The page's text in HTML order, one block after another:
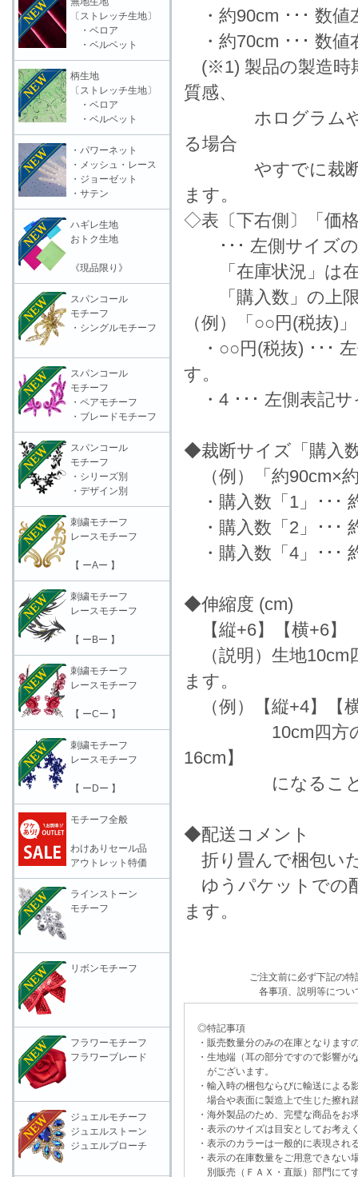
・約90cm ･･･ 数値
・約70cm ･･･ 数値
(※1) 製品の製造時
質感、
ホログラムやラ
る場合
やすでに裁断済
ます。
◇表〔下右側〕「価
･･･ 左側サイズの
「在庫状況」は在
「購入数」の上限
（例）「○○円(税抜)
・○○円(税抜) ･･･
す。
・4 ･･･ 左側表記
◆裁断サイズ「購入
（例）「約90cm×
・購入数「1」･･･
・購入数「2」･･･
・購入数「4」･･･
◆伸縮度 (cm)
【縦+6】【横+6】
（説明）生地10cm
ます。
（例）【縦+4】【
10cm四方の生地
16cm】
になることを表
◆配送コメント
折り畳んで梱包い
ゆうパケットでの
ます。
ご注文前に必ず下記の
各事項、説明等につい
◎特記事項
・販売数量分のみの在庫となります
・生地端（耳の部分ですので影響が
がございます。
・輸入時の梱包ならびに輸送による
場合や表面に製造上で生じた擦れ
・海外製品のため、完璧な商品をお
・表示のサイズは目安としてお考え
・表示のカラーは一般的に表現され
・表示の在庫数量をご用意できな
別販売（ＦＡＸ・直販）部門にて
〔ストレッチ生地〕
・ベロア
・ベルベット
柄生地
〔ストレッチ生地〕
・ベロア
・ベルベット
・パワーネット
・メッシュ・レース
・ジョーゼット
・サテン
ハギレ生地
おトク生地
《現品限り》
スパンコール
モチーフ
・シングルモチーフ
スパンコール
モチーフ
・ペアモチーフ
・ブレードモチーフ
スパンコール
モチーフ
・シリーズ別
・デザイン別
刺繍モチーフ
レースモチーフ
【 ーAー 】
刺繍モチーフ
レースモチーフ
【 ーBー 】
刺繍モチーフ
レースモチーフ
【 ーCー 】
刺繍モチーフ
レースモチーフ
【 ーDー 】
モチーフ全般
わけありセール品
アウトレット特価
ラインストーン
モチーフ
リボンモチーフ
フラワーモチーフ
フラワーブレード
ジュエルモチーフ
ジュエルストーン
ジュエルブローチ